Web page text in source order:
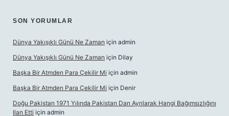
SON YORUMLAR
Dünya Yakışıklı Günü Ne Zaman için admin
Dünya Yakışıklı Günü Ne Zaman için Dilay
Başka Bir Atmden Para Çekilir Mi için admin
Başka Bir Atmden Para Çekilir Mi için Denir
Doğu Pakistan 1971 Yılında Pakistan Dan Ayrılarak Hangi Bağımsızlığını
Ilan Etti için admin